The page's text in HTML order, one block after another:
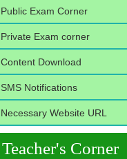
Public Exam Corner
Private Exam corner
Content Download
SMS Notifications
Necessary Website URL
Teacher's Corner